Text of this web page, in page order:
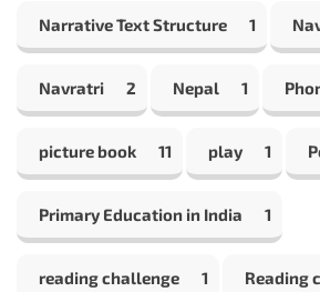
Narrative Text Structure 1
Navratri 2 Nepal 1
picture book 11 play 1
Primary Education in India 1
reading challenge 1 Reading